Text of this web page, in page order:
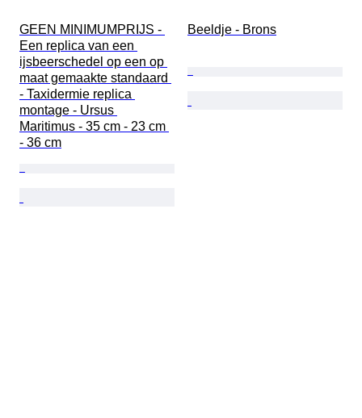
GEEN MINIMUMPRIJS -
Een replica van een
ijsbeerschedel op een op
maat gemaakte standaard
- Taxidermie replica
montage - Ursus
Maritimus - 35 cm - 23 cm
- 36 cm
Beeldje - Brons